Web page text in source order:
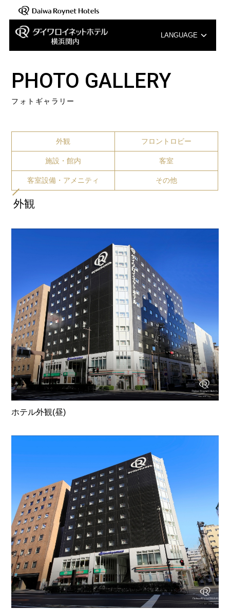
LANGUAGE
中文（簡体字）
PHOTO GALLERY
フォトギャラリー
外観 フロントロビー
施設・館内 客室
客室設備・アメニティ その他
外観
ホテル外観(昼)